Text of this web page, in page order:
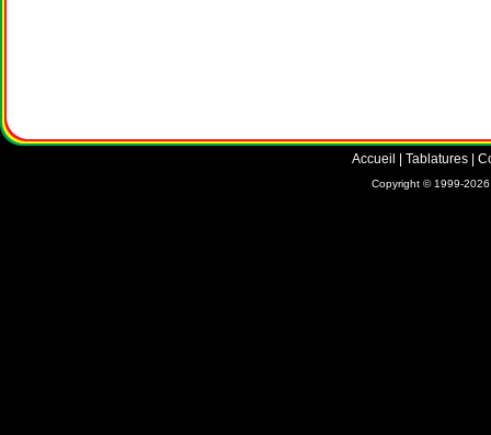
Accueil Tablatures
Copyright © 1999-